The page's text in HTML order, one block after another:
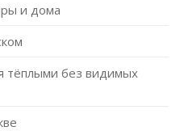
и дома
тёплыми без видимых